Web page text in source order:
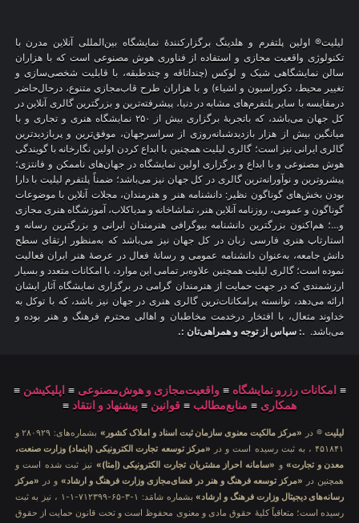
لیلیت® اولین پلتفرم و هلدینگ برگزارکنندهٔ نمایشگاه بین‌المللی آنلاین مدرن با
تکنولوژی واقعیت مجازی و استفاده از فناوری هوش مصنوعی است که با هزاران
سالن نمایشگاهی شیک و لوکس (چنداتاقه و چندطبقه، با قابلیت شخصی‌سازی و
تغییر محیط، دکوراسیون و اشیاء) و با هزاران طرح قاب‌مجازی متنوع، درحال‌حاضر
درمقایسه با سایر پلتفرم‌های مشابه در دنیا، پیشرفته‌ترین و بزرگترین گالری آنلاین در
کل جهان می‌باشد، که باتجربهٔ برگزاری بیش از ۲۵۰ نمایشگاه هنری و تجاری و با
میانگین بیش از هزار بازدیدشبانه‌روزی از سراسرجهان، موفق‌ترین و پربازدیدترین
گالری ایرانی نیز است؛ گالری لیلیت همچنین با ابداع کردن اولین نگارخانه با گویندگی
هوش مصنوعی و با ابداع و برگزاری اولین نمایشگاه در جهان‌های ناممکن و فانتزی؛
پیشروترین و نوآورانه‌ترین گالری در کل جهان نیز می‌باشد؛ ضمناً پلتفرم لیلیت با دارا
بودن بخش‌های گوناگون نظیر: دانشنامه هنر و هنرمندان، مجلات آنلاین با موضوعات
گوناگون و عمومی، روزنامه آنلاین هنر، تماشاخانه و مدیاکلاب، آموزشگاه هنری مجازی
و…؛ هم‌اکنون بزرگترین دانشنامه بیوگرافی هنرمندان ایرانی و بزرگترین رسانه و
استارتاپ هنری فارسی زبان در کل جهان نیز می‌باشد که به‌منظور ارتقای سطح
دانش جامعه، به‌عنوان دانشنامه عمومی و رسانهٔ فعال در عرصهٔ هنر ایران فعالیت
نموده است؛ گالری لیلیت همچنین علاوه‌بر تمامی این موارد، با امکانات متعدد و بسیار
ارزشمندی که در جهت حمایت از هنرمندان گرامی در برگزاری نمایشگاه آثار ایشان
ارائه می‌دهد، توانسته پرامکانات‌ترین گالری هنری در جهان نیز باشد، که با توکل به
خداوند متعال، با افتخار درخدمت مخاطبان و اهالی محترم فرهنگ و هنر بوده و
می‌باشد. .: سپاس از توجه و همراهی‌تان :.
≡ امکانات رزرو نمایشگاه ≡واقعیت‌مجازی و هوش‌مصنوعی ≡ اپلیکیشن ≡
همکاری ≡ منابع‌مطالب ≡ قوانین ≡ پیشنهاد و انتقاد ≡
لیلیت® در «مرکز مالکیت معنوی سازمان ثبت اسناد و املاک کشور»
بشماره‌های: ۲۸۰۹۲۹ و
۴۵۱۸۴۱ ، به ثبت رسیده است و در
«مرکز توسعه تجارت الکترونیکی (اینماد) وزارت صنعت،
معدن و تجارت»و «سامانه احراز مشتریان تجارت الکترونیکی (اِمتا)» نیز ثبت شده است و
همچنین در «مرکز توسعه فرهنگ و هنر در فضای‌مجازی وزارت فرهنگ و ارشاد» و در «مرکز
رسانه‌های دیجیتال وزارت فرهنگ و ارشاد»
بشماره شامَد: ۱-۳-۶۵-۷۱۲۳۹۹-۱-۱ ، نیز به ثبت
رسیده است؛ متعاقباً کلیهٔ حقوق مادی و معنوی محفوظ است و تحت قانون حمایت از حقوق